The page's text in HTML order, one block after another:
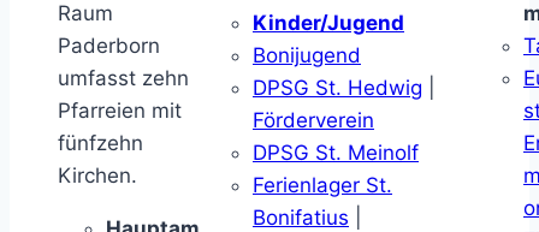
Raum
Paderborn
umfasst zehn
Pfarreien mit
fünfzehn
Kirchen.
Kinder/Jugend
Bonijugend
DPSG St. Hedwig
Förderverein
DPSG St. Meinolf
Ferienlager St.
Bonifatius